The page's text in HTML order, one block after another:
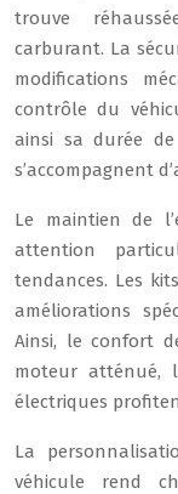
trouve
carburant. La
modifications
contrôle du
ainsi sa durée
s’accompagnent
Le maintien de
attention
tendances. Les
améliorations
Ainsi, le confort
moteur atténué,
électriques
La
véhicule rend